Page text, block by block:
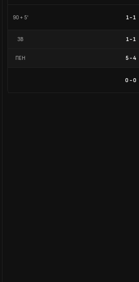
90 + 5' 1 - 1
ЗВ 1-1
ПЕН 5-4
0 - 0